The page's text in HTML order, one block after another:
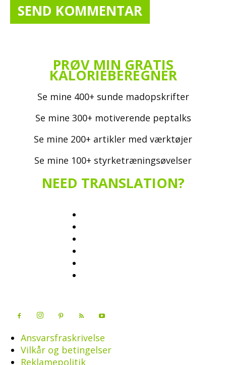
PRØV MIN GRATIS
KALORIEBEREGNER
Se mine 400+ sunde madopskrifter
Se mine 300+ motiverende peptalks
Se mine 200+ artikler med værktøjer
Se mine 100+ styrketræningsøvelser
NEED TRANSLATION?
Ansvarsfraskrivelse
Vilkår og betingelser
Reklamepolitik